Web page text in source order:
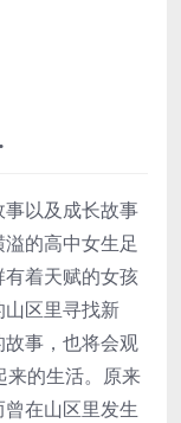
以及成长故事
的高中女生足
着天赋的女孩
区里寻找新
事，也将会观
来的生活。原来
在山区里发生